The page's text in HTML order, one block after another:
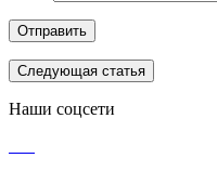
Следующая статья
Наши соцсети